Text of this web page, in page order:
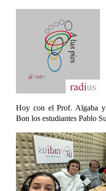
Hoy con el Prof. Algaba
Bon los estudiantes Pablo